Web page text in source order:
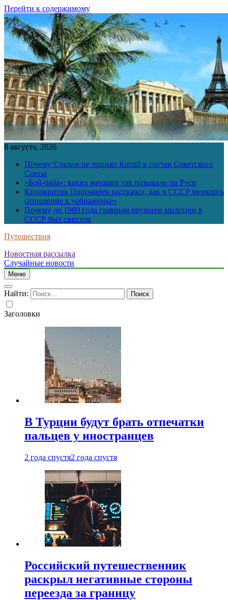
Перейти к содержимому
8 августа, 2026
Почему Сталин не принял Китай в состав Советского
Союза
«Бой-баба»: каких женщин так называли на Руси
Кинокритик Пономарев рассказал, как в СССР менялось
отношение к «обнажёнке»
Почему до 1989 года главным оружием милиции в
СССР был свисток
Путешествия
Новостная рассылка
Случайные новости
Меню
Найти:
Заголовки
В Турции будут брать отпечатки
пальцев у иностранцев
2 года спустя2 года спустя
Российский путешественник
раскрыл негативные стороны
переезда за границу